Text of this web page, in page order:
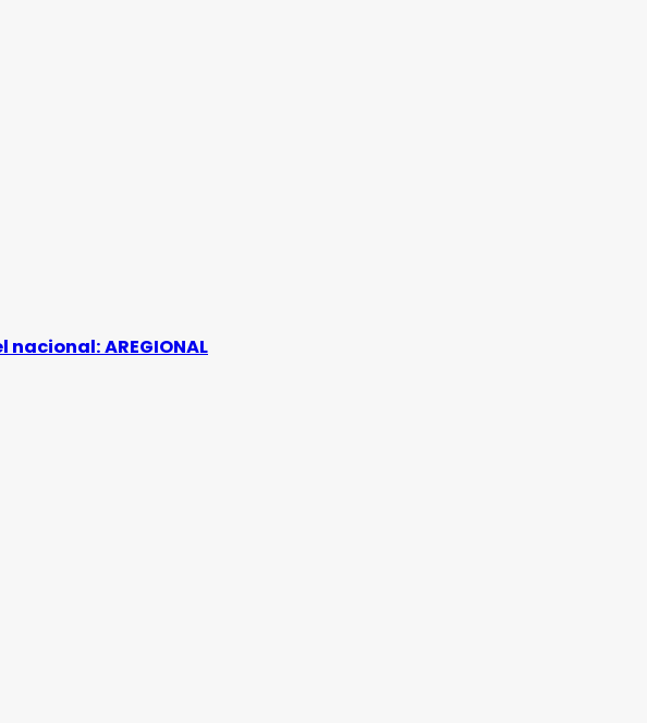
nacional: AREGIONAL